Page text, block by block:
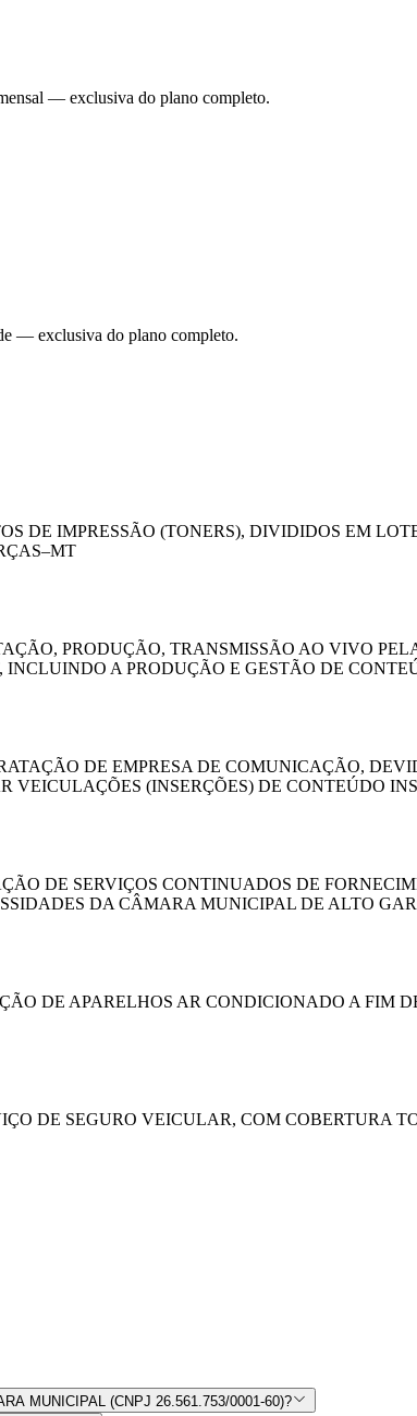
— exclusiva do plano completo.
— exclusiva do plano completo.
DE IMPRESSÃO (TONERS), DIVIDIDOS EM
PRODUÇÃO, TRANSMISSÃO AO VIVO
A PRODUÇÃO E GESTÃO DE
DE EMPRESA DE COMUNICAÇÃO,
(INSERÇÕES) DE CONTEÚDO
DE SERVIÇOS CONTINUADOS DE
DA CÂMARA MUNICIPAL DE ALTO
DE APARELHOS AR CONDICIONADO A FIM
DE SEGURO VEICULAR, COM
MUNICIPAL (CNPJ 26.561.753/0001-60)?